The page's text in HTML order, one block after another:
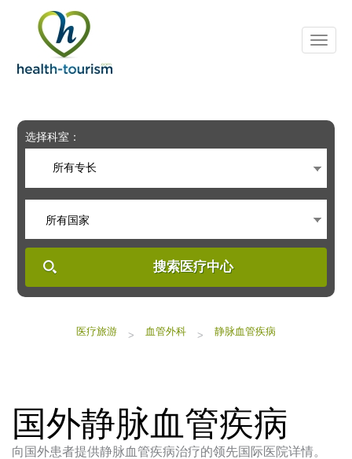
includes
system.
选择科室：
所有专长
所有国家
搜索医疗中心
医疗旅游 > 血管外科 > 静脉血管疾病
国外静脉血管疾病
向国外患者提供静脉血管疾病治疗的领先国际医院详情。